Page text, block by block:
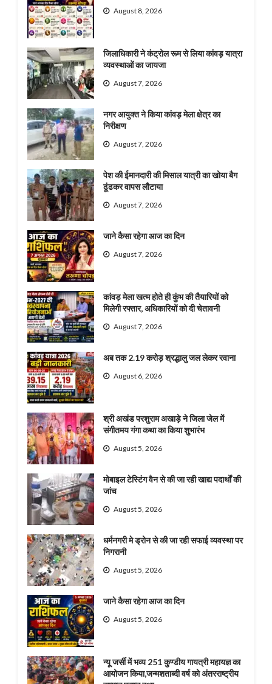
August 8, 2026
जिलाधिकारी ने कंट्रोल रूम से लिया कांवड़ यात्रा
व्यवस्थाओं का जायजा
August 7, 2026
नगर आयुक्त ने किया कांवड़ मेला क्षेत्र का
निरीक्षण
August 7, 2026
पेश की ईमानदारी की मिसाल यात्री का खोया बैग
ढूंढकर वापस लौटाया
August 7, 2026
जाने कैसा रहेगा आज का दिन
August 7, 2026
कांवड़ मेला खत्म होते ही कुंभ की तैयारियों को
मिलेगी रफ्तार, अधिकारियों को दी चेतावनी
August 7, 2026
अब तक 2.19 करोड़ श्रद्धालु जल लेकर रवाना
August 6, 2026
श्री अखंड परशुराम अखाड़े ने जिला जेल में
संगीतमय गंगा कथा का किया शुभारंभ
August 5, 2026
मोबाइल टेस्टिंग वैन से की जा रही खाद्य पदार्थों की
जांच
August 5, 2026
धर्मनगरी मे ड्रोन से की जा रही सफाई व्यवस्था पर
निगरानी
August 5, 2026
जाने कैसा रहेगा आज का दिन
August 5, 2026
न्यू जर्सी में भव्य 251 कुण्डीय गायत्री महायज्ञ का
आयोजन किया,जन्मशताब्दी वर्ष को अंतरराष्ट्रीय